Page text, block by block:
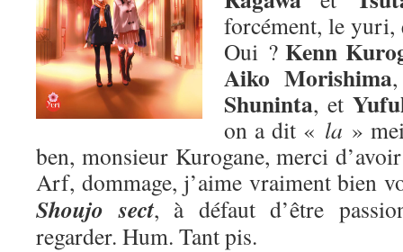
forcément, le yuri,
Oui ?Kenn
Aiko Morishima
Shuninta, et
on a dit « la »
ben, monsieur Kurogane, merci
Arf, dommage, j’aime vraiment bien
Shoujo sect, à défaut d’être
regarder. Hum. Tant pis.